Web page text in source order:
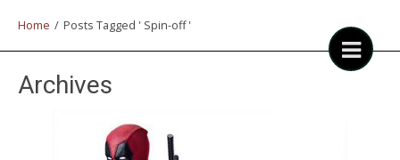
Home / Posts Tagged ' Spin-off '
Archives